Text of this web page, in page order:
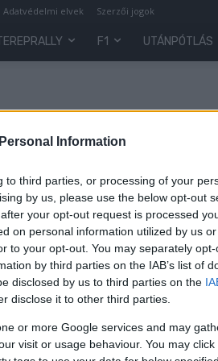
Information
to third parties, or processing of your
by us, please use the below opt-out
your opt-out request is processed
on personal information utilized by us
to your opt-out. You may separately
by third parties on the IAB’s list of
disclosed by us to third parties on the
disclose it to other third parties.
or more Google services and may
visit or usage behaviour. You may
Adatvédelmi elvek Szerzői jogok
F1 UTÁNPÓTLÁS
és boldogan
Rallyt a Horváth